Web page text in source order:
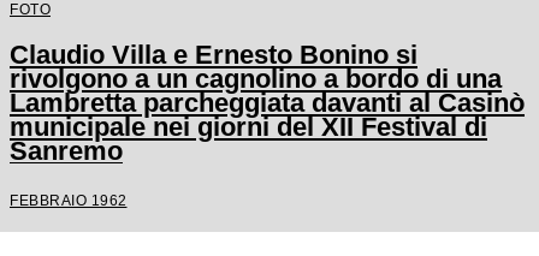
FOTO
Claudio Villa e Ernesto Bonino si
rivolgono a un cagnolino a bordo di una
Lambretta parcheggiata davanti al Casinò
municipale nei giorni del XII Festival di
Sanremo
FEBBRAIO 1962